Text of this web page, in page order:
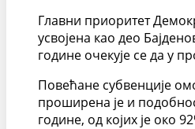
Главни приоритет
усвојена као део
године очекује се да у
Повећане субвенције
проширена је и
године, од којих је око